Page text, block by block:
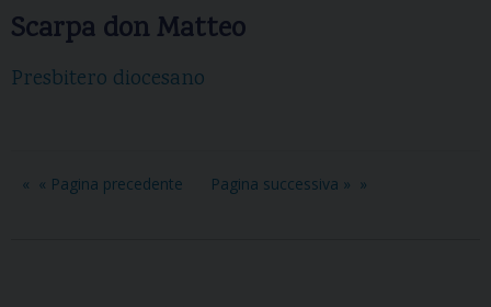
Scarpa don Matteo
Presbitero diocesano
« Pagina precedente Pagina successiva »